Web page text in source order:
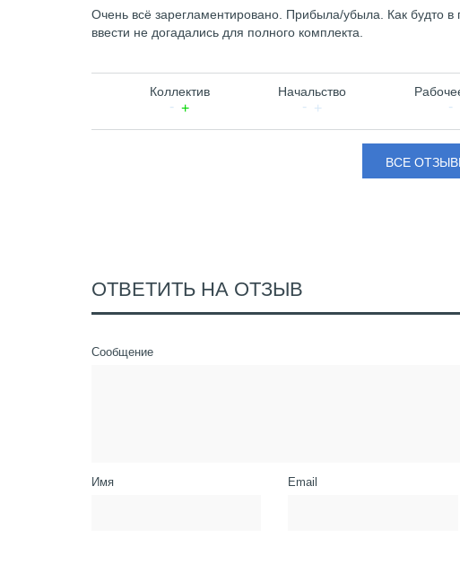
Очень всё зарегламентировано. Прибыла/убыла. Как будто
ввести не догадались для полного комплекта.
Коллектив Начальство
ВСЕ
ОТВЕТИТЬ НА ОТЗЫВ
Сообщение
Имя Email